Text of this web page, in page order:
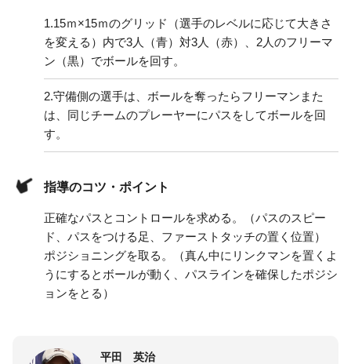
1.15ｍ×15ｍのグリッド（選手のレベルに応じて大きさ
を変える）内で3人（青）対3人（赤）、2人のフリーマ
ン（黒）でボールを回す。
2.守備側の選手は、ボールを奪ったらフリーマンまた
は、同じチームのプレーヤーにパスをしてボールを回
す。
指導のコツ・ポイント
正確なパスとコントロールを求める。（パスのスピー
ド、パスをつける足、ファーストタッチの置く位置）
ポジショニングを取る。（真ん中にリンクマンを置くよ
うにするとボールが動く、パスラインを確保したポジシ
ョンをとる）
平田 英治